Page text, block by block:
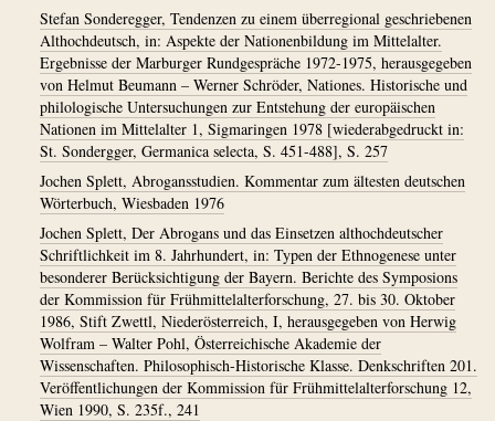
Stefan Sonderegger, Tendenzen zu einem überregional geschriebenen
Althochdeutsch, in: Aspekte der Nationenbildung im Mittelalter.
Ergebnisse der Marburger Rundgespräche 1972-1975, herausgegeben
von Helmut Beumann – Werner Schröder, Nationes. Historische und
philologische Untersuchungen zur Entstehung der europäischen
Nationen im Mittelalter 1, Sigmaringen 1978 [wiederabgedruckt in:
St. Sondergger, Germanica selecta, S. 451-488], S. 257
Jochen Splett, Abrogansstudien. Kommentar zum ältesten deutschen
Wörterbuch, Wiesbaden 1976
Jochen Splett, Der Abrogans und das Einsetzen althochdeutscher
Schriftlichkeit im 8. Jahrhundert, in: Typen der Ethnogenese unter
besonderer Berücksichtigung der Bayern. Berichte des Symposions
der Kommission für Frühmittelalterforschung, 27. bis 30. Oktober
1986, Stift Zwettl, Niederösterreich, I, herausgegeben von Herwig
Wolfram – Walter Pohl, Österreichische Akademie der
Wissenschaften. Philosophisch-Historische Klasse. Denkschriften 201.
Veröffentlichungen der Kommission für Frühmittelalterforschung 12,
Wien 1990, S. 235f., 241